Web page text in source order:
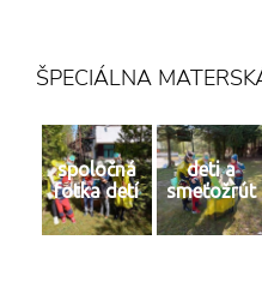
ŠPECIÁLNA
spoločná
fotka detí
deti a
smeťožrút